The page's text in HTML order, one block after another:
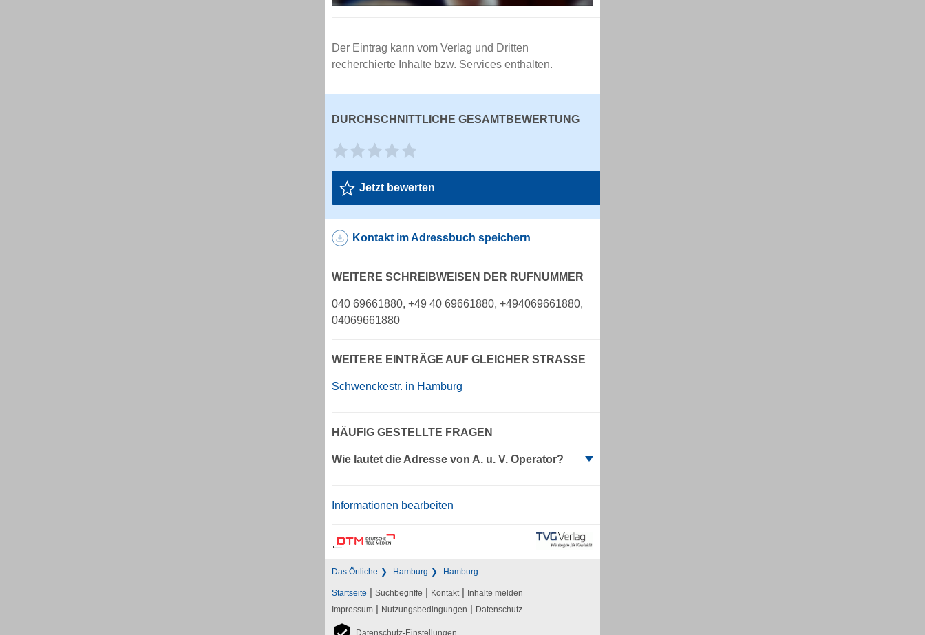
Der Eintrag kann vom Verlag und Dritten
recherchierte Inhalte bzw. Services enthalten.
DURCHSCHNITTLICHE GESAMTBEWERTUNG
Jetzt bewerten
Kontakt im Adressbuch speichern
WEITERE SCHREIBWEISEN DER RUFNUMMER
040 69661880, +49 40 69661880, +494069661880,
04069661880
WEITERE EINTRÄGE AUF GLEICHER STRASSE
Schwenckestr. in Hamburg
HÄUFIG GESTELLTE FRAGEN
Wie lautet die Adresse von A. u. V. Operator?
Informationen bearbeiten
Das Örtliche Hamburg Hamburg
Startseite | Suchbegriffe | Kontakt | Inhalte melden
Impressum | Nutzungsbedingungen | Datenschutz
Datenschutz-Einstellungen